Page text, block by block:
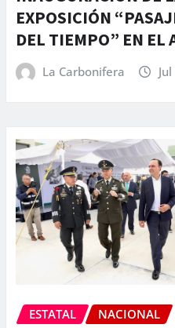
EXPOSICIÓN
DEL TIEMPO” EN EL
La Carbonifera
ESTATAL NACIONAL